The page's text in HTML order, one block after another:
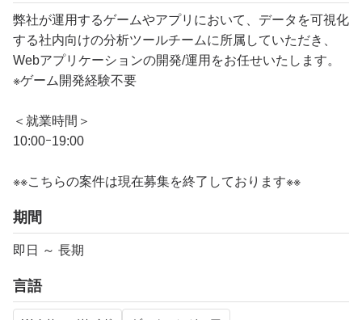
弊社が運用するゲームやアプリにおいて、データを可視化
する社内向けの分析ツールチームに所属していただき、
Webアプリケーションの開発/運用をお任せいたします。
※ゲーム開発経験不要
＜就業時間＞
10:00ｰ19:00
※※こちらの案件は現在募集を終了しております※※
期間
即日 ～ 長期
言語